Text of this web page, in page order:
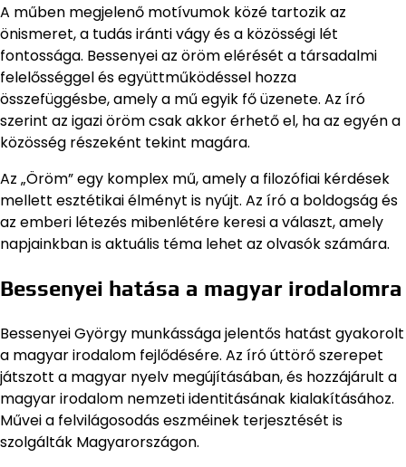
A műben megjelenő motívumok közé tartozik az
önismeret, a tudás iránti vágy és a közösségi lét
fontossága. Bessenyei az öröm elérését a társadalmi
felelősséggel és együttműködéssel hozza
összefüggésbe, amely a mű egyik fő üzenete. Az író
szerint az igazi öröm csak akkor érhető el, ha az egyén a
közösség részeként tekint magára.
Az „Öröm” egy komplex mű, amely a filozófiai kérdések
mellett esztétikai élményt is nyújt. Az író a boldogság és
az emberi létezés mibenlétére keresi a választ, amely
napjainkban is aktuális téma lehet az olvasók számára.
Bessenyei hatása a magyar irodalomra
Bessenyei György munkássága jelentős hatást gyakorolt
a magyar irodalom fejlődésére. Az író úttörő szerepet
játszott a magyar nyelv megújításában, és hozzájárult a
magyar irodalom nemzeti identitásának kialakításához.
Művei a felvilágosodás eszméinek terjesztését is
szolgálták Magyarországon.